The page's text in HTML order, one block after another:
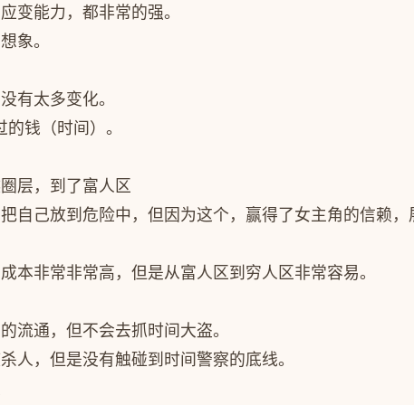
变能力，都非常的强。
象。
有太多变化。
钱（时间）。
层，到了富人区
自己放到危险中，但因为这个，赢得了女主角的信赖，
本非常非常高，但是从富人区到穷人区非常容易。
流通，但不会去抓时间大盗。
人，但是没有触碰到时间警察的底线。